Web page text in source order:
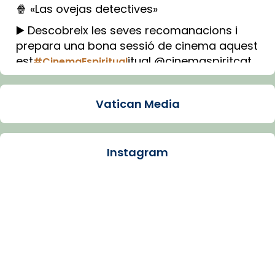
🍿 «Las ovejas detectives»
▶️ Descobreix les seves recomanacions i
prepara una bona sessió de cinema aquest
est#CinemaEspiritualitual @cinemaspiritcat
Imatge: Generada amb IA (OpenAI)
Arquebisbat de Barcelona
Vatican Media
Instagram